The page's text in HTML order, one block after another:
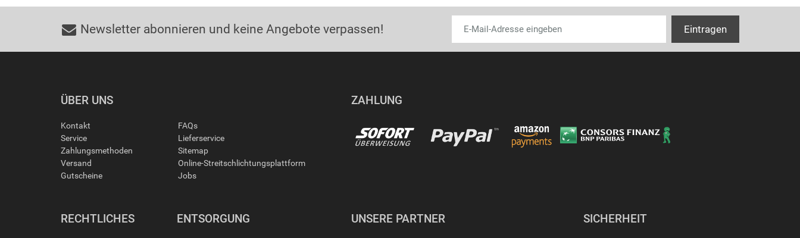
Newsletter abonnieren und keine Angebote verpassen!
ÜBER UNS
Kontakt
Service
Zahlungsmethoden
Versand
Gutscheine
FAQs
Lieferservice
Sitemap
Online-Streitschlichtungsplattform
Jobs
ZAHLUNG
RECHTLICHES ENTSORGUNG UNSERE PARTNER SICHERHEIT